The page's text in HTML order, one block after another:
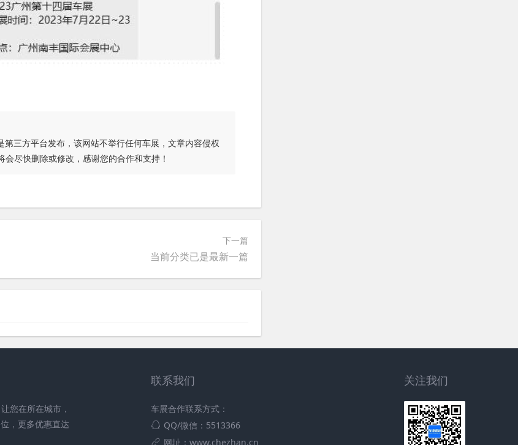
三方平台发布，该网站不举行任何车展，文章内容侵权
尽快删除或修改，感谢您的合作和支持！
下一篇
当前分类已是最新一篇
您在所在城市，
，更多优惠直达
联系我们
车展合作联系方式：
QQ/微信：5513366
网址：www.chezhan.cn
关注我们